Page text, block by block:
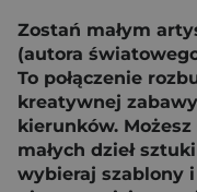
Zostań małym
(autora
To połączenie
kreatywnej
kierunków.
małych dzieł
wybieraj szablony i